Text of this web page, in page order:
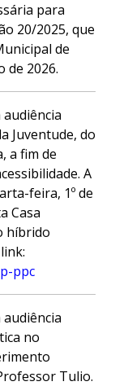
para
20/2025, que
de
de 2026.
Juventude, do
a fim de
A
feira, 1º de
Casa
híbrido
ppc
no
Tulio.